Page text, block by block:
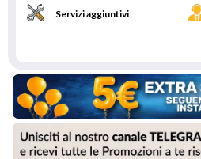
Servizi aggiuntivi